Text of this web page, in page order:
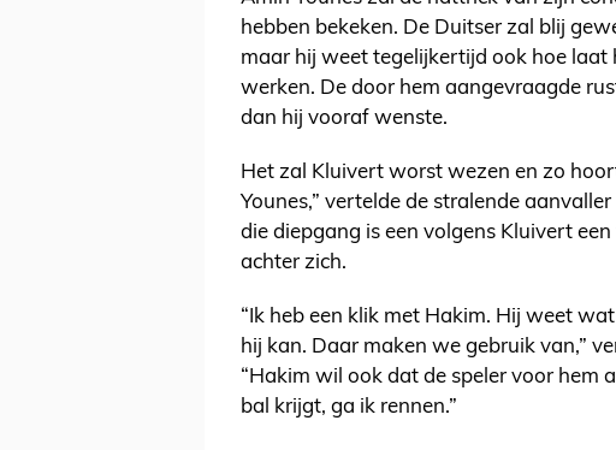
hebben bekeken. De Duitser zal blij
maar hij weet tegelijkertijd ook hoe laat
werken. De door hem aangevraagde
dan hij vooraf wenste.
Het zal Kluivert worst wezen en zo
Younes,” vertelde de stralende
die diepgang is een volgens Kluivert
achter zich.
“Ik heb een klik met Hakim. Hij weet
hij kan. Daar maken we gebruik van,”
“Hakim wil ook dat de speler voor hem
bal krijgt, ga ik rennen.”